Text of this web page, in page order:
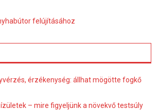
felújításához
érzékenység: állhat mögötte fogkő
– mire figyeljünk a növekvő testsúly